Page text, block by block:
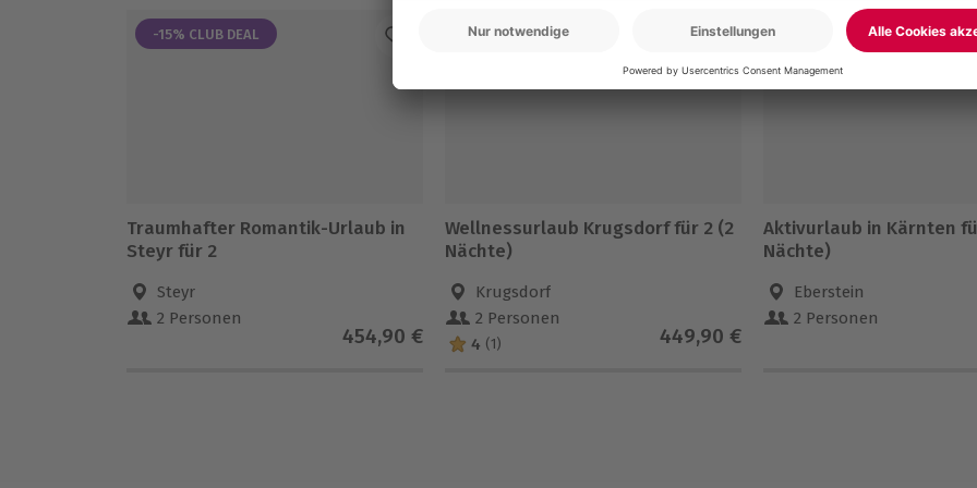
-15% CLUB DEAL
Traumhafter Romantik-Urlaub in
Steyr für 2
Steyr
2 Personen
454,90 €
Wellnessurlaub Krugsdorf für 2 (2
Nächte)
Krugsdorf
2 Personen
4 (1) 449,90 €
-15% CLUB DEAL
Aktivurlaub in Kärnten
Nächte)
Eberstein
2 Personen